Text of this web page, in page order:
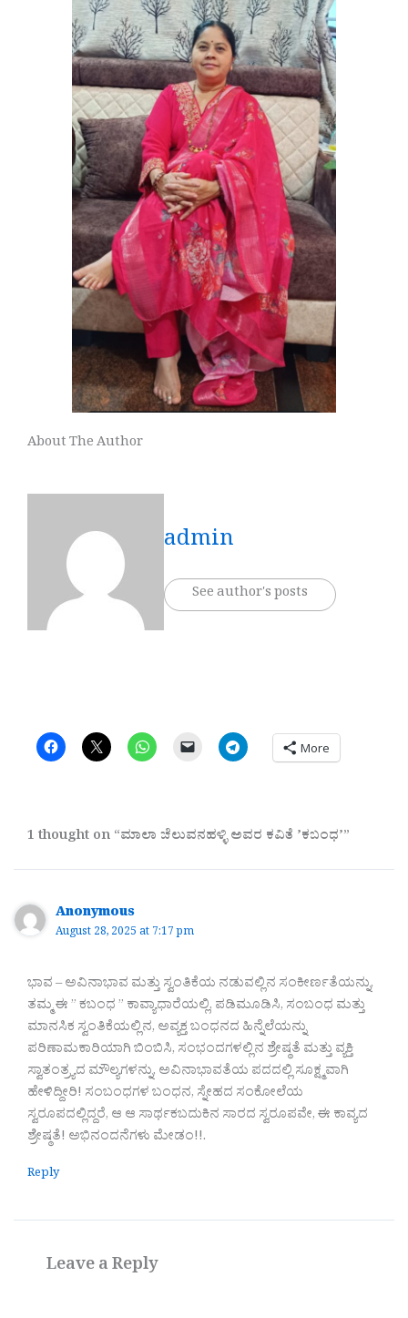
About The Author
admin
See author's posts
More
1 thought on “ಮಾಲಾ ಚೆಲುವನಹಳ್ಳಿ ಅವರ ಕವಿತೆ ʼಕಬಂಧʼ”
Anonymous
August 28, 2025 at 7:17 pm
ಭಾವ – ಅವಿನಾಭಾವ ಮತ್ತು ಸ್ವಂತಿಕೆಯ ನಡುವಲ್ಲಿನ ಸಂಕೀರ್ಣತೆಯನ್ನು,
ತಮ್ಮ ಈ ” ಕಬಂಧ ” ಕಾವ್ಯಾಧಾರೆಯಲ್ಲಿ, ಪಡಿಮೂಡಿಸಿ, ಸಂಬಂಧ ಮತ್ತು
ಮಾನಸಿಕ ಸ್ವಂತಿಕೆಯಲ್ಲಿನ, ಅವ್ಯಕ್ತ ಬಂಧನದ ಹಿನ್ನೆಲೆಯನ್ನು
ಪರಿಣಾಮಕಾರಿಯಾಗಿ ಬಿಂಬಿಸಿ, ಸಂಭಂದಗಳಲ್ಲಿನ ಶ್ರೇಷ್ಠತೆ ಮತ್ತು ವ್ಯಕ್ತಿ
ಸ್ವಾತಂತ್ರ್ಯದ ಮೌಲ್ಯಗಳನ್ನು, ಅವಿನಾಭಾವತೆಯ ಪದದಲ್ಲಿ ಸೂಕ್ಷ್ಮವಾಗಿ
ಹೇಳಿದ್ದೀರಿ! ಸಂಬಂಧಗಳ ಬಂಧನ, ಸ್ನೇಹದ ಸಂಕೋಲೆಯ
ಸ್ವರೂಪದಲ್ಲಿದ್ದರೆ, ಆ ಆ ಸಾರ್ಥಕಬದುಕಿನ ಸಾರದ ಸ್ವರೂಪವೇ, ಈ ಕಾವ್ಯದ
ಶ್ರೇಷ್ಠತೆ! ಅಭಿನಂದನೆಗಳು ಮೇಡಂ!!.
Reply
Leave a Reply